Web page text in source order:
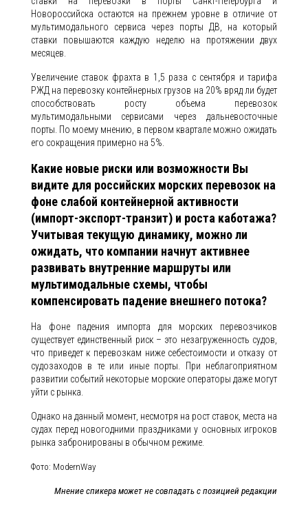
Новороссийска остаются на прежнем уровне в отличие от
мультимодального сервиса через порты ДВ, на который
ставки повышаются каждую неделю на протяжении двух
месяцев.
Увеличение ставок фрахта в 1,5 раза с сентября и тарифа
РЖД на перевозку контейнерных грузов на 20% вряд ли будет
способствовать росту объема перевозок
мультимодальными сервисами через дальневосточные
порты. По моему мнению, в первом квартале можно ожидать
его сокращения примерно на 5%.
Какие новые риски или возможности Вы
видите для российских морских перевозок на
фоне слабой контейнерной активности
(импорт-экспорт-транзит) и роста каботажа?
Учитывая текущую динамику, можно ли
ожидать, что компании начнут активнее
развивать внутренние маршруты или
мультимодальные схемы, чтобы
компенсировать падение внешнего потока?
На фоне падения импорта для морских перевозчиков
существует единственный риск – это незагруженность судов,
что приведет к перевозкам ниже себестоимости и отказу от
судозаходов в те или иные порты. При неблагоприятном
развитии событий некоторые морские операторы даже могут
уйти с рынка.
Однако на данный момент, несмотря на рост ставок, места на
судах перед новогодними праздниками у основных игроков
рынка забронированы в обычном режиме.
Фото: ModernWay
Мнение спикера может не совпадать с позицией редакции